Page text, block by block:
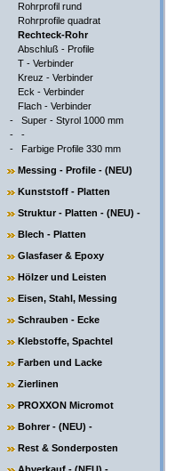
Rohrprofil rund
Rohrprofile quadrat
Rechteck-Rohr
Abschluß - Profile
T - Verbinder
Kreuz - Verbinder
Eck - Verbinder
Flach - Verbinder
- Super - Styrol 1000 mm
- -
- Farbige Profile 330 mm
Messing - Profile - (NEU)
Kunststoff - Platten
Struktur - Platten - (NEU) -
Blech - Platten
Glasfaser & Epoxy
Hölzer und Leisten
Eisen, Stahl, Messing
Schrauben - Ecke
Klebstoffe, Spachtel
Farben und Lacke
Zierlinen
PROXXON Micromot
Bohrer - (NEU) -
Rest & Sonderposten